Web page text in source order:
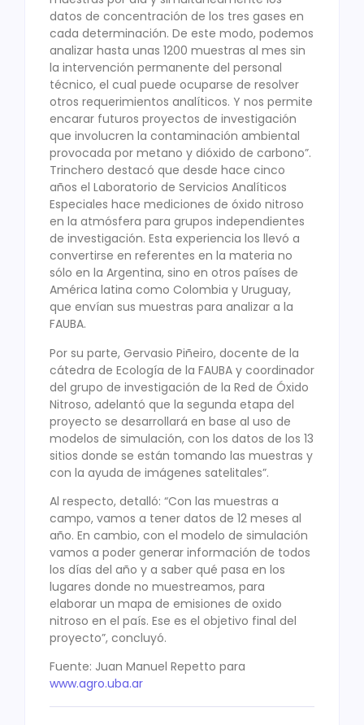
datos de concentración de los tres gases en
cada determinación. De este modo, podemos
analizar hasta unas 1200 muestras al mes sin
la intervención permanente del personal
técnico, el cual puede ocuparse de resolver
otros requerimientos analíticos. Y nos permite
encarar futuros proyectos de investigación
que involucren la contaminación ambiental
provocada por metano y dióxido de carbono”.
Trinchero destacó que desde hace cinco
años el Laboratorio de Servicios Analíticos
Especiales hace mediciones de óxido nitroso
en la atmósfera para grupos independientes
de investigación. Esta experiencia los llevó a
convertirse en referentes en la materia no
sólo en la Argentina, sino en otros países de
América latina como Colombia y Uruguay,
que envían sus muestras para analizar a la
FAUBA.
Por su parte, Gervasio Piñeiro, docente de la
cátedra de Ecología de la FAUBA y coordinador
del grupo de investigación de la Red de Óxido
Nitroso, adelantó que la segunda etapa del
proyecto se desarrollará en base al uso de
modelos de simulación, con los datos de los 13
sitios donde se están tomando las muestras y
con la ayuda de imágenes satelitales”.
Al respecto, detalló: “Con las muestras a
campo, vamos a tener datos de 12 meses al
año. En cambio, con el modelo de simulación
vamos a poder generar información de todos
los días del año y a saber qué pasa en los
lugares donde no muestreamos, para
elaborar un mapa de emisiones de oxido
nitroso en el país. Ese es el objetivo final del
proyecto”, concluyó.
Fuente: Juan Manuel Repetto para
www.agro.uba.ar